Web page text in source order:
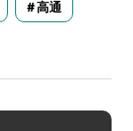
高通